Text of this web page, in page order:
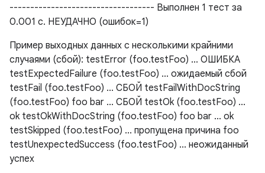
----------------------------------- Выполнен 1 тест за
0.001 с. НЕУДАЧНО (ошибок=1)
Пример выходных данных с несколькими крайними
случаями (сбой): testError (foo.testFoo) ... ОШИБКА
testExpectedFailure (foo.testFoo) ... ожидаемый сбой
testFail (foo.testFoo) ... СБОЙ testFailWithDocString
(foo.testFoo) foo bar ... СБОЙ testOk (foo.testFoo) ...
ok testOkWithDocString (foo.testFoo) foo bar ... ok
testSkipped (foo.testFoo) ... пропущена причина foo
testUnexpectedSuccess (foo.testFoo) ... неожиданный
успех